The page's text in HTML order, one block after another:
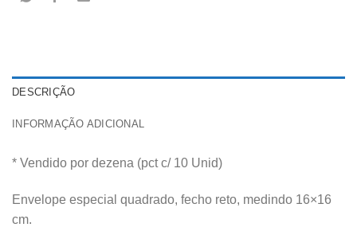
DESCRIÇÃO
INFORMAÇÃO ADICIONAL
* Vendido por dezena (pct c/ 10 Unid)
Envelope especial quadrado, fecho reto, medindo 16×16
cm.